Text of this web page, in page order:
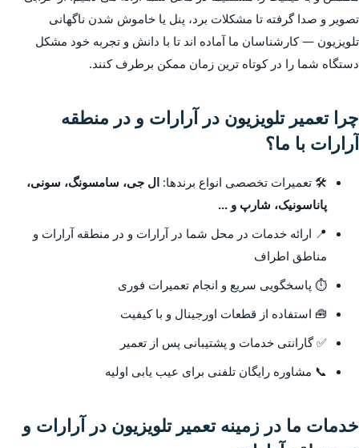
تصویر و صدا گرفته تا مشکلات برد، پنل یا خاموش شدن ناگهانی
تلویزیون — کارشناسان ما آماده اند تا با دانش و تجربه خود مشکل
دستگاه شما را در کوتاه ترین زمان ممکن برطرف کنند.
چرا تعمیر تلویزیون در آرارات و در منطقه
آرارات با ما؟
🛠️ تعمیرات تخصصی انواع برندها: ال جی، سامسونگ، سونی،
پاناسونیک، شارپ و ...
📍 ارائه خدمات در محل شما در آرارات و در منطقه آرارات و
مناطق اطراف
⏱️ پاسخگویی سریع و انجام تعمیرات فوری
🧰 استفاده از قطعات اورجینال و با کیفیت
✅ گارانتی خدمات و پشتیبانی پس از تعمیر
📞 مشاوره رایگان تلفنی برای عیب یابی اولیه
خدمات ما در زمینه تعمیر تلویزیون در آرارات و